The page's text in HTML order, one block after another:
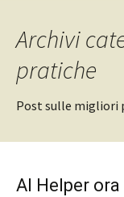
Archivi
pratiche
Post sulle migliori
AI Helper